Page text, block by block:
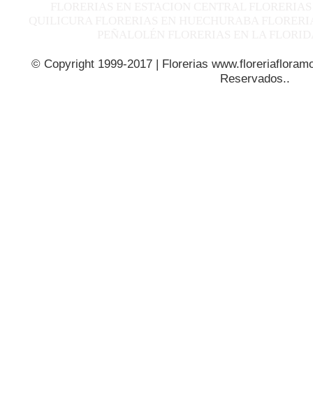
© Copyright 1999-2017 | Florerias
Reservados..